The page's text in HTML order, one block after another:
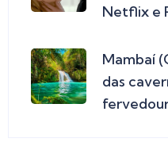
Netflix e
Mambaí
das